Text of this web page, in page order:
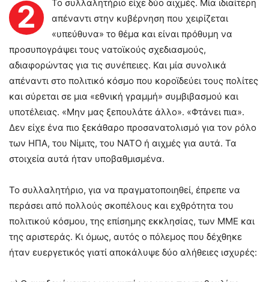
2
Το συλλαλητήριο είχε δύο αιχμές. Μία ιδιαίτερη
απέναντι στην κυβέρνηση που χειρίζεται
«υπεύθυνα» το θέμα και είναι πρόθυμη να
προσυπογράψει τους νατοϊκούς σχεδιασμούς,
αδιαφορώντας για τις συνέπειες. Και μία συνολικά
απέναντι στο πολιτικό κόσμο που κοροϊδεύει τους πολίτες
και σύρεται σε μια «εθνική γραμμή» συμβιβασμού και
υποτέλειας. «Μην μας ξεπουλάτε άλλο». «Φτάνει πια».
Δεν είχε ένα πιο ξεκάθαρο προσανατολισμό για τον ρόλο
των ΗΠΑ, του Νίμιτς, του ΝΑΤΟ ή αιχμές για αυτά. Τα
στοιχεία αυτά ήταν υποβαθμισμένα.
Το συλλαλητήριο, για να πραγματοποιηθεί, έπρεπε να
περάσει από πολλούς σκοπέλους και εχθρότητα του
πολιτικού κόσμου, της επίσημης εκκλησίας, των ΜΜΕ και
της αριστεράς. Κι όμως, αυτός ο πόλεμος που δέχθηκε
ήταν ευεργετικός γιατί αποκάλυψε δύο αλήθειες ισχυρές: